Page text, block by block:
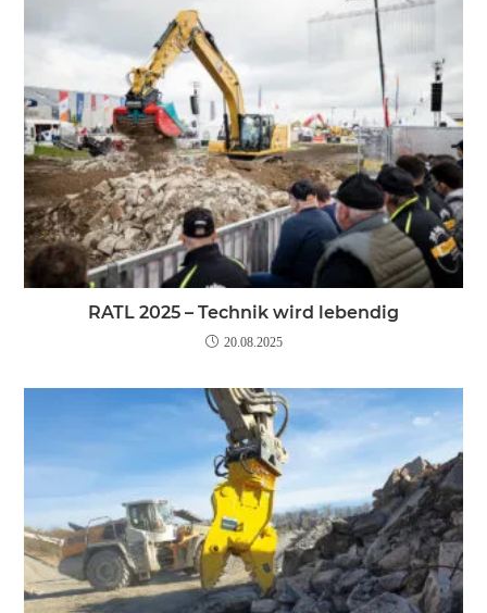
RATL 2025 – Technik wird lebendig
20.08.2025